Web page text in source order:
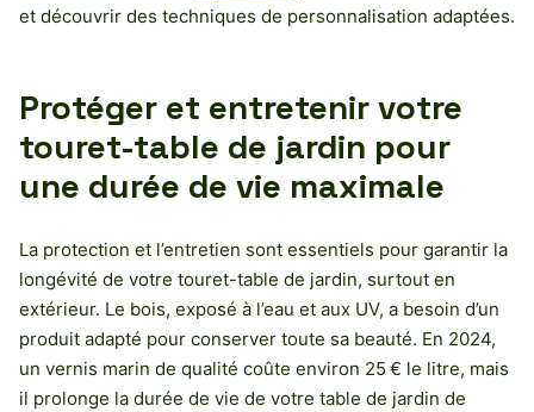
et découvrir des techniques de personnalisation adaptées.
Protéger et entretenir votre
touret-table de jardin pour
une durée de vie maximale
La protection et l’entretien sont essentiels pour garantir la
longévité de votre touret-table de jardin, surtout en
extérieur. Le bois, exposé à l’eau et aux UV, a besoin d’un
produit adapté pour conserver toute sa beauté. En 2024,
un vernis marin de qualité coûte environ 25 € le litre, mais
il prolonge la durée de vie de votre table de jardin de